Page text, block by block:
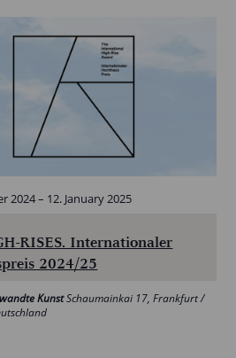
RISES. Internationaler
2024/25
2024– 12. January 2025
KunstSchaumainkai 17, Frankfurt /